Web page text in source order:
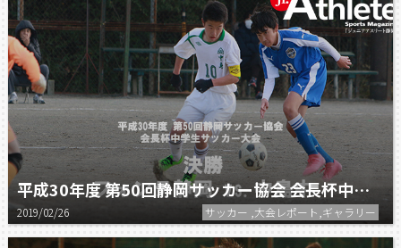
平成30年度 第50回静岡サッカー協会 会長杯中学生サッカー大会 決勝
2019/02/26 サッカー ,大会レポート,ギャラリー